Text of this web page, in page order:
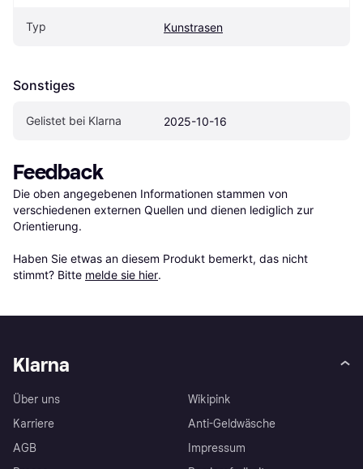
Typ Kunstrasen
Sonstiges
Gelistet bei Klarna 2025-10-16
Feedback
Die oben angegebenen Informationen stammen von
verschiedenen externen Quellen und dienen lediglich zur
Orientierung.
Haben Sie etwas an diesem Produkt bemerkt, das nicht
stimmt? Bitte melde sie hier.
Klarna
Über uns
Karriere
AGB
Wikipink
Anti-Geldwäsche
Impressum